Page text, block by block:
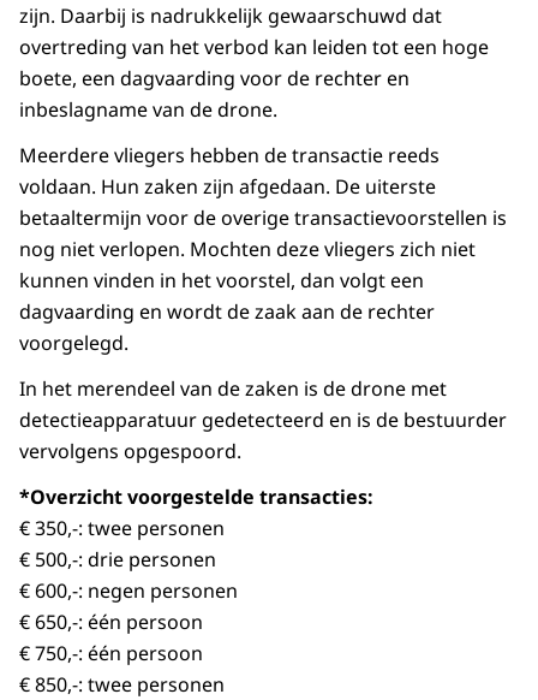
zijn. Daarbij is nadrukkelijk gewaarschuwd dat
overtreding van het verbod kan leiden tot een hoge
boete, een dagvaarding voor de rechter en
inbeslagname van de drone.
Meerdere vliegers hebben de transactie reeds
voldaan. Hun zaken zijn afgedaan. De uiterste
betaaltermijn voor de overige transactievoorstellen is
nog niet verlopen. Mochten deze vliegers zich niet
kunnen vinden in het voorstel, dan volgt een
dagvaarding en wordt de zaak aan de rechter
voorgelegd.
In het merendeel van de zaken is de drone met
detectieapparatuur gedetecteerd en is de bestuurder
vervolgens opgespoord.
*Overzicht voorgestelde transacties:
€ 350,-: twee personen
€ 500,-: drie personen
€ 600,-: negen personen
€ 650,-: één persoon
€ 750,-: één persoon
€ 850,-: twee personen